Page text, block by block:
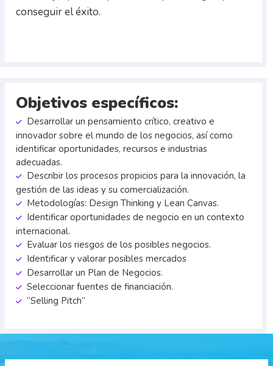
conseguir el éxito.
Objetivos específicos:
Desarrollar un pensamiento crítico, creativo e
innovador sobre el mundo de los negocios, así como
identificar oportunidades, recursos e industrias
adecuadas.
Describir los procesos propicios para la innovación, la
gestión de las ideas y su comercialización.
Metodologías: Design Thinking y Lean Canvas.
Identificar oportunidades de negocio en un contexto
internacional.
Evaluar los riesgos de los posibles negocios.
Identificar y valorar posibles mercados
Desarrollar un Plan de Negocios.
Seleccionar fuentes de financiación.
“Selling Pitch”